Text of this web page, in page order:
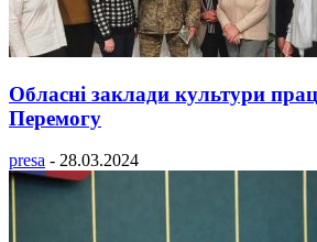
Обласні заклади культури
Перемогу
presa - 28.03.2024